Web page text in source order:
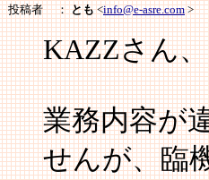
投稿者
：とも<info@e-asre.com >
KAZZさん
業務内容が
せんが、臨